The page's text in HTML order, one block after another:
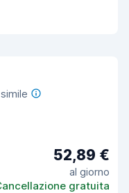
52,89 €
al giorno
gratuita